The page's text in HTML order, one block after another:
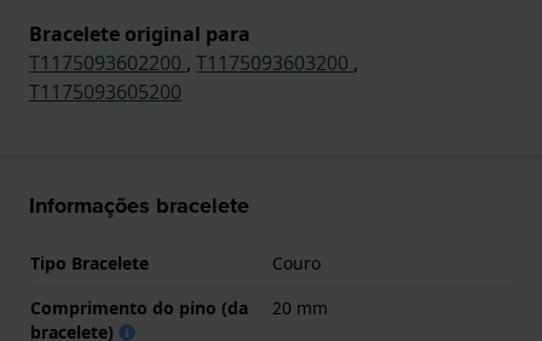
Bracelete original para
T1175093602200 , T1175093603200 ,
T1175093605200
Informações bracelete
Tipo Bracelete
Couro
Comprimento do pino (da
bracelete)
20 mm